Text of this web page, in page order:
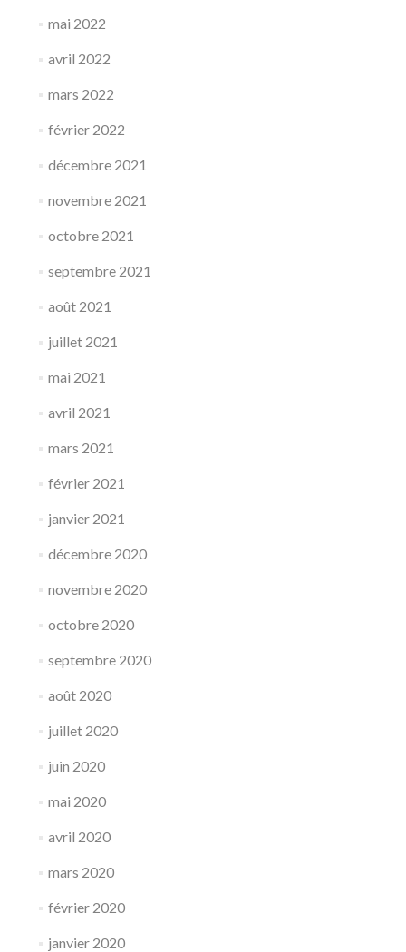
mai 2022
avril 2022
mars 2022
février 2022
décembre 2021
novembre 2021
octobre 2021
septembre 2021
août 2021
juillet 2021
mai 2021
avril 2021
mars 2021
février 2021
janvier 2021
décembre 2020
novembre 2020
octobre 2020
septembre 2020
août 2020
juillet 2020
juin 2020
mai 2020
avril 2020
mars 2020
février 2020
janvier 2020